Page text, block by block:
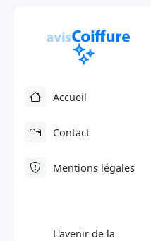
Accueil
Contact
Mentions légales
L'avenir de la